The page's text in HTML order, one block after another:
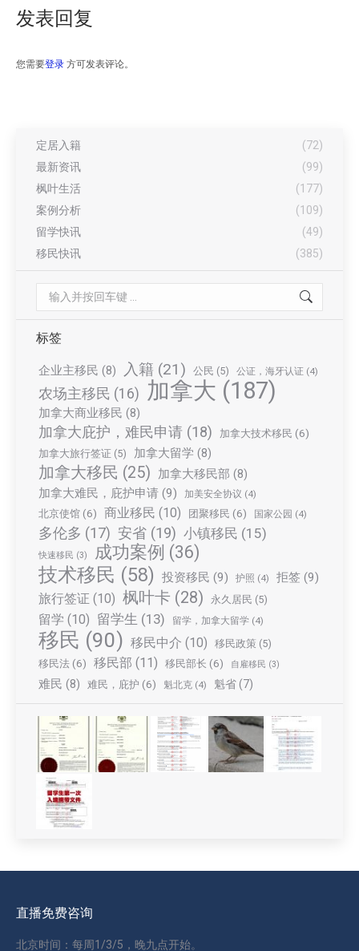
发表回复
您需要登录 方可发表评论。
定居入籍
(72)
最新资讯
(99)
枫叶生活
(177)
案例分析
(109)
留学快讯
(49)
移民快讯
(385)
Search:
标签
企业主移民 (8) 入籍 (21) 公民 (5) 公证，海牙认证 (4)
农场主移民 (16) 加拿大 (187)
加拿大商业移民 (8)
加拿大庇护，难民申请 (18) 加拿大技术移民 (6)
加拿大旅行签证 (5) 加拿大留学 (8)
加拿大移民 (25) 加拿大移民部 (8)
加拿大难民，庇护申请 (9) 加美安全协议 (4)
北京使馆 (6) 商业移民 (10) 团聚移民 (6) 国家公园 (4)
多伦多 (17) 安省 (19) 小镇移民 (15)
快速移民 (3) 成功案例 (36)
技术移民 (58) 投资移民 (9) 护照 (4) 拒签 (9)
旅行签证 (10) 枫叶卡 (28) 永久居民 (5)
留学 (10) 留学生 (13) 留学，加拿大留学 (4)
移民 (90) 移民中介 (10) 移民政策 (5)
移民法 (6) 移民部 (11) 移民部长 (6) 自雇移民 (3)
难民 (8) 难民，庇护 (6) 魁北克 (4) 魁省(7)
直播免费咨询
北京时间：每周1/3/5，晚九点开始。